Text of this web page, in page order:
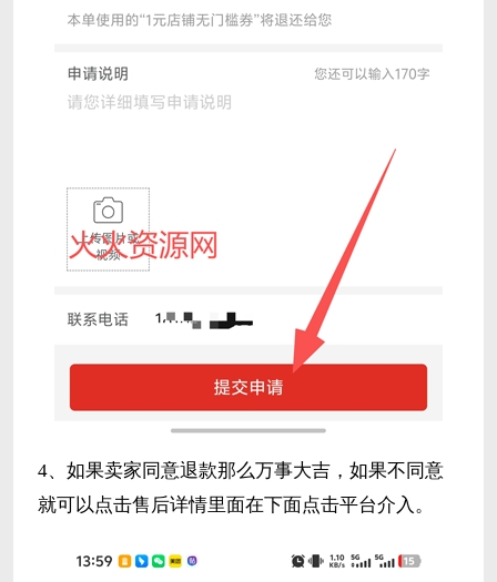
4、如果卖家同意退款那么万事大吉，如果不同意
就可以点击售后详情里面在下面点击平台介入。